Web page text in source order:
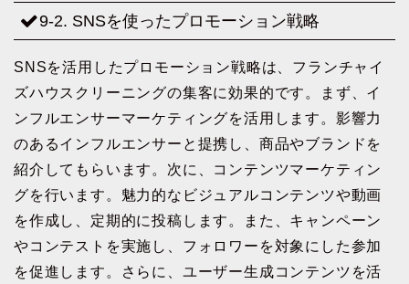
9-2. SNSを使ったプロモーション戦略
SNSを活用したプロモーション戦略は、フランチャイ
ズハウスクリーニングの集客に効果的です。まず、イ
ンフルエンサーマーケティングを活用します。影響力
のあるインフルエンサーと提携し、商品やブランドを
紹介してもらいます。次に、コンテンツマーケティン
グを行います。魅力的なビジュアルコンテンツや動画
を作成し、定期的に投稿します。また、キャンペーン
やコンテストを実施し、フォロワーを対象にした参加
を促進します。さらに、ユーザー生成コンテンツを活